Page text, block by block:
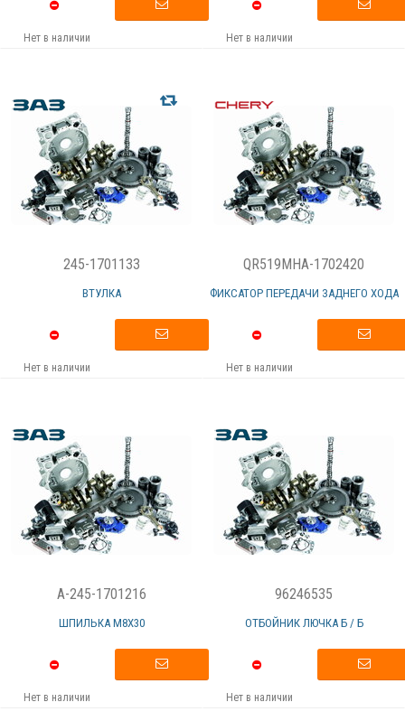
Нет в наличии Нет в наличии
245-1701133
ВТУЛКА
Нет в наличии
QR519MHA-1702420
ФИКСАТОР ПЕРЕДАЧИ ЗАДНЕГО ХОДА
Нет в наличии
A-245-1701216
ШПИЛЬКА М8Х30
Нет в наличии
96246535
ОТБОЙНИК ЛЮЧКА Б / Б
Нет в наличии